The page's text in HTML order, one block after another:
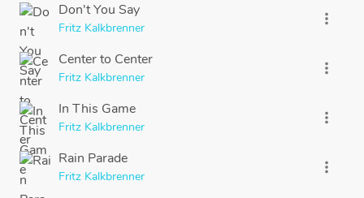
Don't You Say
Fritz Kalkbrenner
more_vert
Center to Center
Fritz Kalkbrenner
more_vert
In This Game
Fritz Kalkbrenner
more_vert
Rain Parade
Fritz Kalkbrenner
more_vert